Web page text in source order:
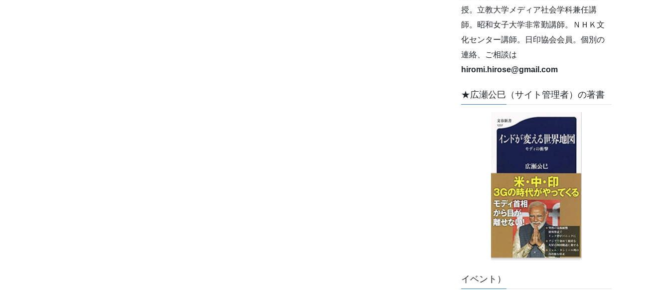
授。立教大学メディア社会学科兼任講
師。昭和女子大学非常勤講師。ＮＨＫ文
化センター講師。日印協会会員。個別の
連絡、ご相談は
hiromi.hirose@gmail.com
★広瀬公巳（サイト管理者）の著書
イベント）